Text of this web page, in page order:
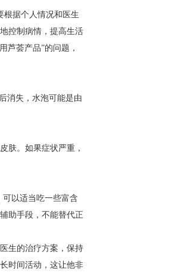
根据个人情况和医生
控制病情，提高生活
芦荟产品”的问题，
消失，水泡可能是由
肤。如果症状严重，
以适当吃一些富含
助手段，不能替代正
生的治疗方案，保持
时间活动，这让他非